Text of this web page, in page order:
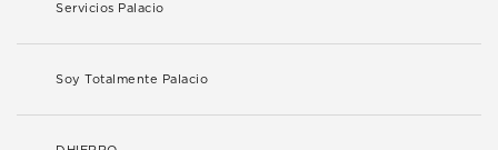
Servicios Palacio
Soy Totalmente Palacio